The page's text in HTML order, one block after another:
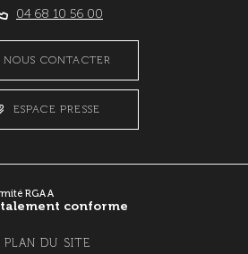
04 68 10 56 00
NOUS CONTACTER
ESPACE PRESSE
RGAA
conforme
PLAN DU SITE